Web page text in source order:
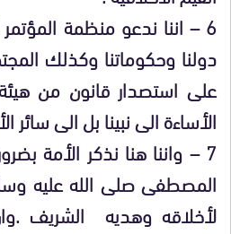
6 – اننا ندعو منظمة
دولنا وحكوماتنا وكذلك
على استصدار قانون من
الأساءة الى نبينا بل الى سائر
7 – واننا هنا نذكر الأمة
المصطفى صلى الله عليه
لأخلاقه وهديه الشريف